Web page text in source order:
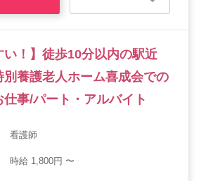
い！】徒歩10分以内の駅近
養護老人ホーム喜成会での
事/パート・アルバイト
看護師
時給 1,800円 〜